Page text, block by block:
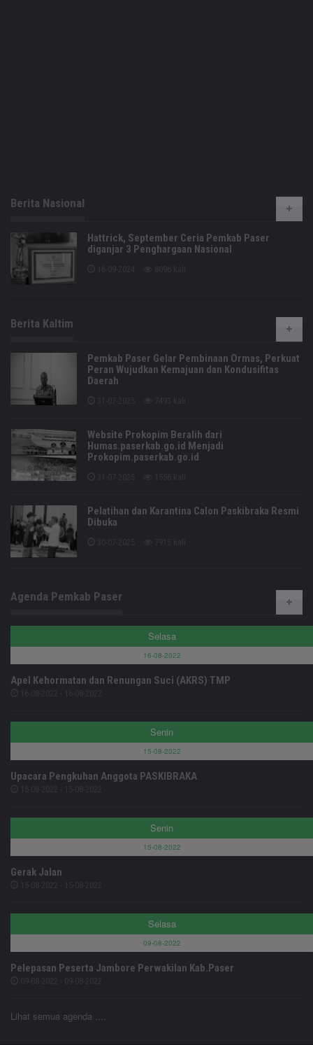
Berita Nasional
Hattrick, September Ceria Pemkab Paser
diganjar 3 Penghargaan Nasional
Berita Kaltim
Pemkab Paser Gelar Pembinaan Ormas, Perkuat
Peran Wujudkan Kemajuan dan Kondusifitas
Daerah
Website Prokopim Beralih dari
Humas.paserkab.go.id Menjadi
Prokopim.paserkab.go.id
Pelatihan dan Karantina Calon Paskibraka Resmi
Dibuka
Agenda Pemkab Paser
Selasa
16-08-2022
Apel Kehormatan dan Renungan Suci (AKRS) TMP
Senin
15-08-2022
Upacara Pengkuhan Anggota PASKIBRAKA
Senin
15-08-2022
Gerak Jalan
Selasa
09-08-2022
Pelepasan Peserta Jambore Perwakilan Kab.Paser
Lihat semua agenda ....